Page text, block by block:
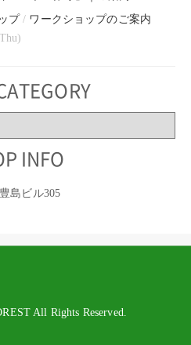
プ/ ワークショップのご案内
INFO
島ビル305
All Rights Reserved.